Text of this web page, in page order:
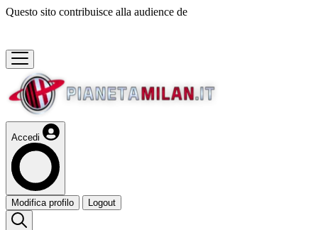
Questo sito contribuisce alla audience de
Accedi
Modifica profilo Logout